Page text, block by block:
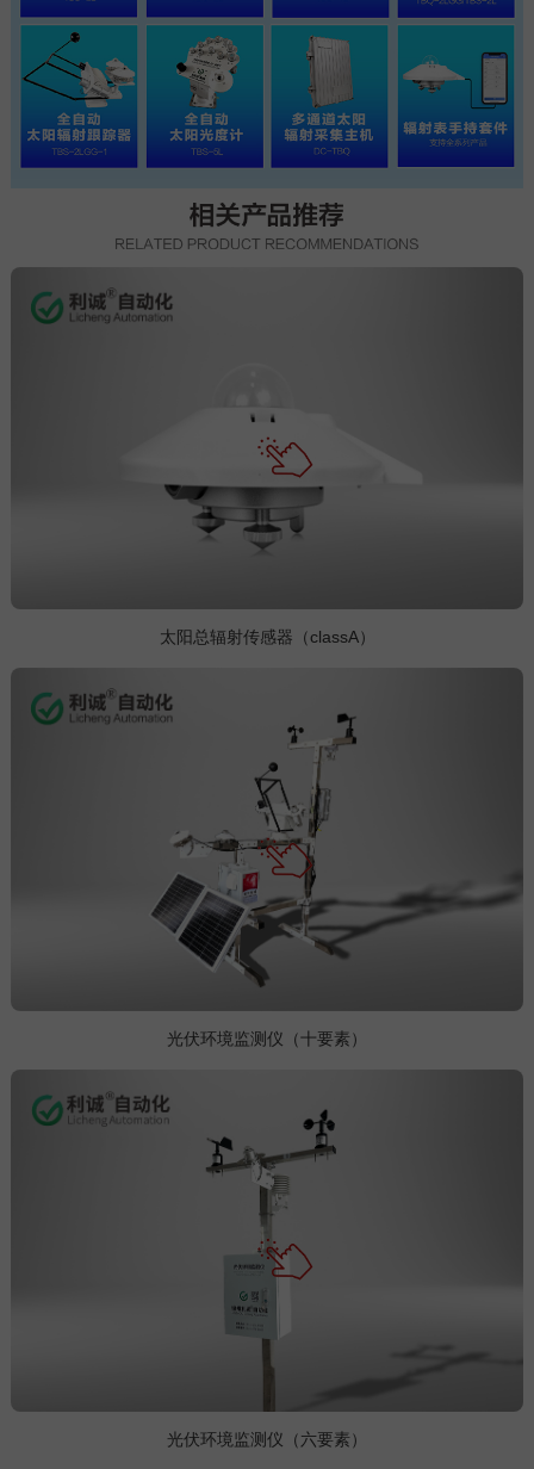
太阳总辐射传感器（classA）
光伏环境监测仪（十要素）
光伏环境监测仪（六要素）